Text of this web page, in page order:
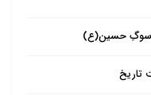
سوگِ حسین(ع)
تاریخ